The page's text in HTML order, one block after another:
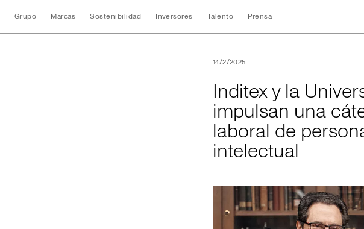
Grupo Marcas Sostenibilidad Inversores Talento Prensa
Inditex y la Universidad
14/2/2025
Inditex y la
impulsan una
laboral de
intelectual